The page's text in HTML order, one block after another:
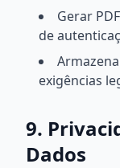
Gerar
de
exigências
9.
Dados